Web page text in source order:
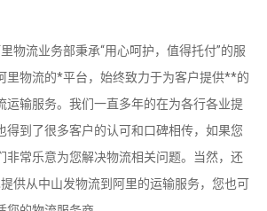
流业务部秉承“用心呵护，值得托付”的服
里物流的*平台，始终致力于为客户提供**的
运输服务。我们一直多年的在为各行各业提
得到了很多客户的认可和口碑相传，如果您
非常乐意为您解决物流相关问题。当然，还
供从中山发物流到阿里的运输服务，您也可